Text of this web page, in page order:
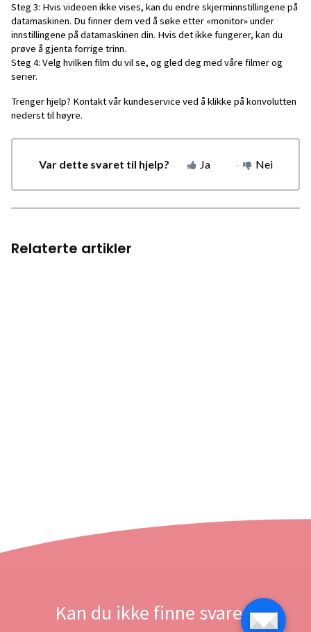
Steg 3: Hvis videoen ikke vises, kan du endre skjerminnstillingene på
datamaskinen. Du finner dem ved å søke etter «monitor» under
innstillingene på datamaskinen din. Hvis det ikke fungerer, kan du
prøve å gjenta forrige trinn.
Steg 4: Velg hvilken film du vil se, og gled deg med våre filmer og
serier.
Trenger hjelp? Kontakt vår kundeservice ved å klikke på konvolutten
nederst til høyre.
Var dette svaret til hjelp? Ja Nei
Relaterte artikler
Kan du ikke finne svaret?